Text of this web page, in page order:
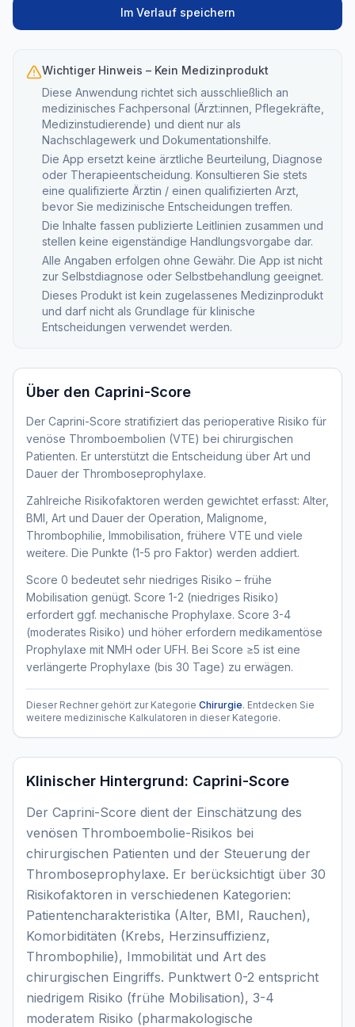
Im Verlauf speichern
Wichtiger Hinweis – Kein Medizinprodukt
Diese Anwendung richtet sich ausschließlich an
medizinisches Fachpersonal (Ärzt:innen, Pflegekräfte,
Medizinstudierende) und dient nur als
Nachschlagewerk und Dokumentationshilfe.
Die App ersetzt keine ärztliche Beurteilung, Diagnose
oder Therapieentscheidung. Konsultieren Sie stets
eine qualifizierte Ärztin / einen qualifizierten Arzt,
bevor Sie medizinische Entscheidungen treffen.
Die Inhalte fassen publizierte Leitlinien zusammen und
stellen keine eigenständige Handlungsvorgabe dar.
Alle Angaben erfolgen ohne Gewähr. Die App ist nicht
zur Selbstdiagnose oder Selbstbehandlung geeignet.
Dieses Produkt ist kein zugelassenes Medizinprodukt
und darf nicht als Grundlage für klinische
Entscheidungen verwendet werden.
Über den Caprini-Score
Der Caprini-Score stratifiziert das perioperative Risiko für
venöse Thromboembolien (VTE) bei chirurgischen
Patienten. Er unterstützt die Entscheidung über Art und
Dauer der Thromboseprophylaxe.
Zahlreiche Risikofaktoren werden gewichtet erfasst: Alter,
BMI, Art und Dauer der Operation, Malignome,
Thrombophilie, Immobilisation, frühere VTE und viele
weitere. Die Punkte (1-5 pro Faktor) werden addiert.
Score 0 bedeutet sehr niedriges Risiko – frühe
Mobilisation genügt. Score 1-2 (niedriges Risiko)
erfordert ggf. mechanische Prophylaxe. Score 3-4
(moderates Risiko) und höher erfordern medikamentöse
Prophylaxe mit NMH oder UFH. Bei Score ≥5 ist eine
verlängerte Prophylaxe (bis 30 Tage) zu erwägen.
Dieser Rechner gehört zur Kategorie Chirurgie. Entdecken Sie
weitere medizinische Kalkulatoren in dieser Kategorie.
Klinischer Hintergrund: Caprini-Score
Der Caprini-Score dient der Einschätzung des
venösen Thromboembolie-Risikos bei
chirurgischen Patienten und der Steuerung der
Thromboseprophylaxe. Er berücksichtigt über 30
Risikofaktoren in verschiedenen Kategorien:
Patientencharakteristika (Alter, BMI, Rauchen),
Komorbiditäten (Krebs, Herzinsuffizienz,
Thrombophilie), Immobilität und Art des
chirurgischen Eingriffs. Punktwert 0-2 entspricht
niedrigem Risiko (frühe Mobilisation), 3-4
moderatem Risiko (pharmakologische